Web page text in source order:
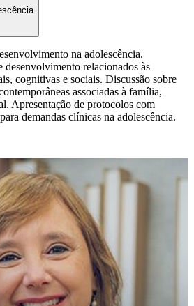
na adolescência.
desenvolvimento relacionados às
cognitivas e sociais. Discussão sobre
associadas à família,
Apresentação de protocolos com
demandas clínicas na adolescência.